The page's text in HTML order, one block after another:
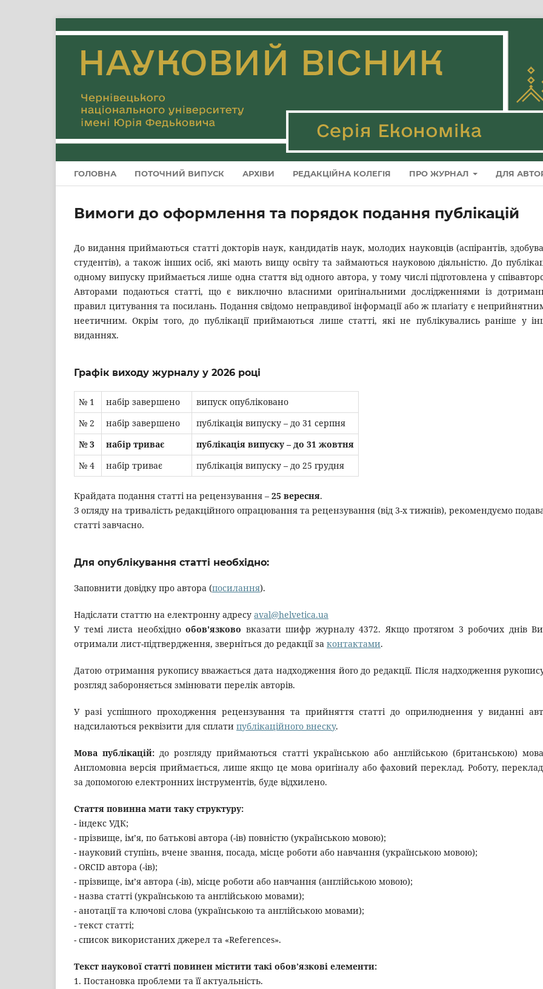
ГОЛОВНА ПОТОЧНИЙ ВИПУСК АРХІВИ РЕДАКЦІЙНА КОЛЕГІЯ ПРО ЖУРНАЛ ДЛЯ
Вимоги до оформлення та порядок подання публікацій
До видання приймаються статті докторів наук, кандидатів наук, молодих науковців (аспірантів,
студентів), а також інших осіб, які мають вищу освіту та займаються науковою діяльністю.До
одному випуску приймається лише одна стаття від одного автора, у тому числі підготовлена у
Авторами подаються статті, що є виключно власними оригінальними дослідженнями із
правил цитування та посилань. Подання cвідомо неправдивої інформації або ж плагіату є
неетичним. Окрім того, до публікації приймаються лише статті, які не публікувались раніше у
виданнях.
Графік виходу журналу у 2026 році
№ 1 набір завершено
випуск опубліковано
№ 2
набір завершено
публікація випуску – до 31 серпня
№ 3
набір триває
публікація випуску – до 31 жовтня
№ 4
набір триває публікація випуску – до 25 грудня
Крайдата подання статті на рецензування – 25 вересня.
З огляду на тривалість редакційного опрацювання та рецензування (від 3-х тижнів), рекомендуємо
статті завчасно.
Для опублікування статті необхідно:
Заповнити довідку про автора (посилання).
Надіслати статтю на електронну адресу aval@helvetica.ua
У темі листа необхіднообов'язково вказати шифр журналу 4372. Якщо протягом 3 робочих днів
отримали лист-підтвердження, зверніться до редакції за контактами.
Датою отримання рукопису вважається дата надходження його до редакції. Після надходження
розгляд забороняється змінювати перелік авторів.
У разі успішного проходження рецензування та прийняття статті до оприлюднення у виданні
надсилаються реквізити для сплати публікаційного внеску.
Мова публікацій:до розгляду приймаються статті українською або англійською (британською)
Англомовна версія приймається, лише якщо це мова оригіналу або фаховий переклад. Роботу,
за допомогою електронних інструментів, буде відхилено.
Стаття повинна мати таку структуру:
- індекс УДК;
- прізвище, ім’я, по батькові автора (-ів) повністю (українською мовою);
- науковий ступінь, вчене звання, посада, місце роботи або навчання (українською мовою);
- ORCID автора (-ів);
- прізвище, ім’я автора (-ів), місце роботи або навчання (англійською мовою);
- назва статті (українською та англійською мовами);
- анотації та ключові слова (українською та англійською мовами);
- текст статті;
- cписок використаних джерел та «References».
Текст наукової статті повинен містити такі обов’язкові елементи:
1. Постановка проблеми та її актуальність.